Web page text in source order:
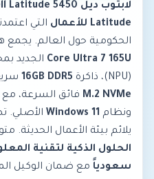
لابتوب ديل Dell Latitude 5450
Latitude للأعمال
التي
الحكومية حول العالم. يجمع
Core Ultra 7 165U الجديد
(NPU)، ذاكرة
16GB DDR5
M.2 NVMe فائق السرعة،
ونظام Windows 11 الأصلي.
يلائم بيئة الأعمال الحديثة.
الحلول الذكية لتقنية
سعودياً مع ضمان الوكيل